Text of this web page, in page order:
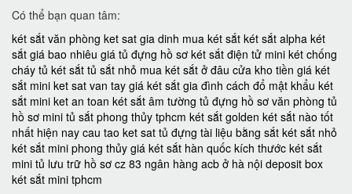
Có thể bạn quan tâm:
két sắt văn phòng ket sat gia dinh mua két sắt két sắt alpha két
sắt giá bao nhiêu giá tủ đựng hồ sơ két sắt điện tử mini két chống
cháy tủ két sắt tủ sắt nhỏ mua két sắt ở đâu cửa kho tiền giá két
sắt mini ket sat van tay giá két sắt gia đình cách đổ mật khẩu két
sắt mini ket an toan két sắt âm tường tủ đựng hồ sơ văn phòng tủ
hồ sơ mini tủ sắt phong thủy tphcm két sắt golden két sắt nào tốt
nhất hiện nay cau tao ket sat tủ đựng tài liệu bằng sắt két sắt nhỏ
két sắt mini phong thủy giá két sắt hàn quốc kích thước két sắt
mini tủ lưu trữ hồ sơ cz 83 ngân hàng acb ở hà nội deposit box
két sắt mini tphcm